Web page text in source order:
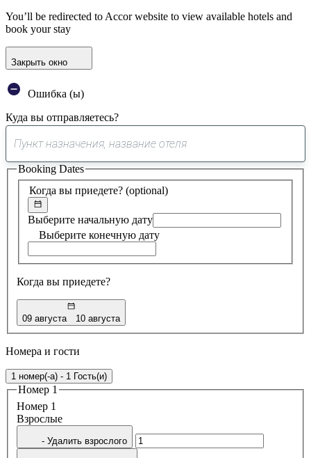
You’ll be redirected to Accor website to view available hotels and
book your stay
Закрыть окно
Ошибка (ы)
Куда вы отправляетесь?
0
предложение
найдено
Когда вы приедете? (optional)
Выберите начальную дату
Выберите конечную дату
Когда вы приедете?
09 августа 10 августа
Booking Dates
Номера и гости
1 номер(-а) - 1 Гость(и)
Номер 1
Номер 1
Bзрослые
- Удалить взрослого